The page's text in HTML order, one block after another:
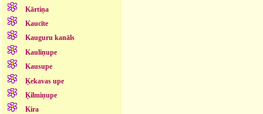
Kārtiņa
Kaucīte
Kauguru kanāls
Kauliņupe
Kausupe
Ķekavas upe
Ķilmiņupe
Kira